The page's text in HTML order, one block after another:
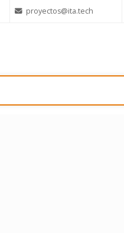
proyectos@ita.tech